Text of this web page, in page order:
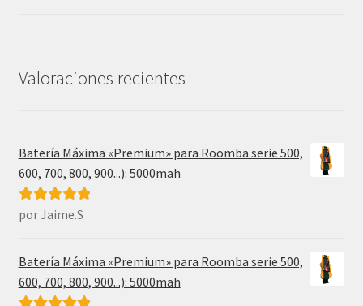
31,99€.
Valoraciones recientes
Batería Máxima «Premium» para Roomba serie 500,
600, 700, 800, 900...): 5000mah
Valorado con
por Jaime.S
Batería Máxima «Premium» para Roomba serie 500,
600, 700, 800, 900...): 5000mah